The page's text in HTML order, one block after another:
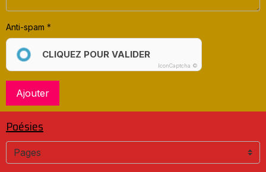
Anti-spam
CLIQUEZ POUR VALIDER
IconCaptcha ©
Ajouter
Poésies